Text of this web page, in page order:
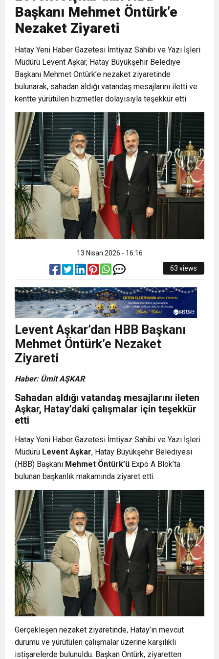
Cumhuriyet, Türk Milletinin Özgürlük
ve Onur Nişanesidir
6:19 HBB BAŞKANI ÖNTÜRK’ÜN
CUMHURİYET BAYRAMI MESAJI
17:36 KURUMLAR VERGİSİ ERTELENDİ
1:00
KARAÇAY’A SEVGİ SELİ
18:22 BAŞKAN SAMİ ÜSTÜN’DEN
GÖNÜLLERE DOKUNAN ZİYARET
Başkanı Mehmet Öntürk’e
Nezaket Ziyareti
Hatay Yeni Haber Gazetesi İmtiyaz Sahibi ve Yazı İşleri
Müdürü Levent Aşkar, Hatay Büyükşehir Belediye
Başkanı Mehmet Öntürk’e nezaket ziyaretinde
bulunarak, sahadan aldığı vatandaş mesajlarını iletti ve
kentte yürütülen hizmetler dolayısıyla teşekkür etti.
13 Nisan 2026 - 16:16
63 views
Levent Aşkar’dan HBB Başkanı
Mehmet Öntürk’e Nezaket
Ziyareti
Haber: Ümit AŞKAR
Sahadan aldığı vatandaş mesajlarını ileten
Aşkar, Hatay’daki çalışmalar için teşekkür
etti
Hatay Yeni Haber Gazetesi İmtiyaz Sahibi ve Yazı İşleri
Müdürü Levent Aşkar, Hatay Büyükşehir Belediyesi
(HBB) Başkanı Mehmet Öntürk’ü Expo A Blok’ta
bulunan başkanlık makamında ziyaret etti.
Gerçekleşen nezaket ziyaretinde, Hatay’ın mevcut
durumu ve yürütülen çalışmalar üzerine karşılıklı
istişarelerde bulunuldu. Başkan Öntürk, ziyaretten